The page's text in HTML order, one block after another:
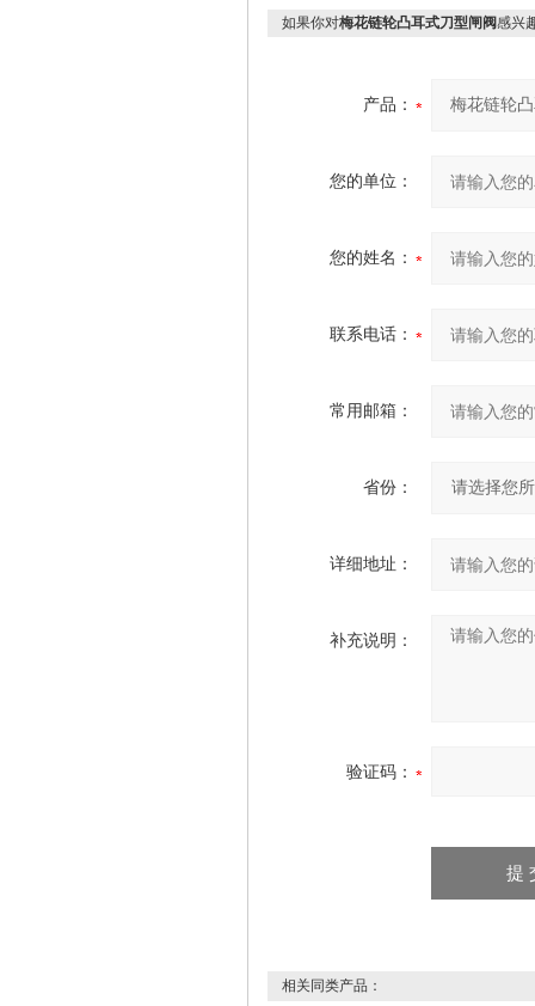
如果你对梅花链轮凸耳式刀型闸阀感兴
产品：
您的单位：
您的姓名：
联系电话：
常用邮箱：
省份：
详细地址：
补充说明：
验证码：
相关同类产品：